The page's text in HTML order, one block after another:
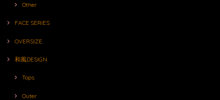
Other
FACE SERIES
OVERSIZE
和風DESIGN
Tops
Outer